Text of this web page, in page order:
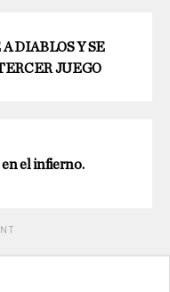
DIABLOS Y SE
JUEGO
en el infierno.